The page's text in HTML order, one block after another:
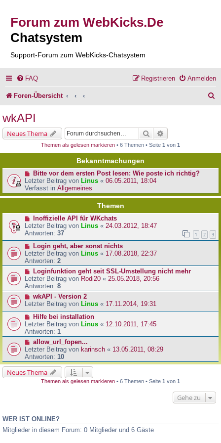
Forum zum WebKicks.De
Chatsystem
Support-Forum zum WebKicks-Chatsystem
FAQ Anmelden
Registrieren
Foren-Übersicht
e
wkAPI
Neues Thema Suche
Themen als gelesen markieren • 6 Themen • Seite 1 von 1
Bekanntmachungen
Bitte vor dem ersten Post lesen: Wie poste ich richtig?
Letzter Beitrag von Linus « 06.05.2011, 18:04
Verfasst in Allgemeines
Themen
Inoffizielle API für WKchats
Letzter Beitrag von Linus « 24.03.2012, 18:47
Antworten: 37 1 2 3
Login geht, aber sonst nichts
Letzter Beitrag von Linus « 17.08.2018, 22:37
Antworten: 2
Loginfunktion geht seit SSL-Umstellung nicht mehr
Letzter Beitrag von Rodi20 « 25.05.2018, 20:56
Antworten: 8
wkAPI - Version 2
Letzter Beitrag von Linus « 17.11.2014, 19:31
Hilfe bei installation
Letzter Beitrag von Linus « 12.10.2011, 17:45
Antworten: 1
allow_url_fopen...
Letzter Beitrag von karinsch « 13.05.2011, 08:29
Antworten: 10
Neues Thema
Themen als gelesen markieren • 6 Themen • Seite 1 von 1
Gehe zu
WER IST ONLINE?
Mitglieder in diesem Forum: 0 Mitglieder und 6 Gäste